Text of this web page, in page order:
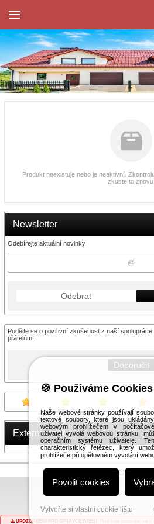
Newsletter
Odebírejte aktuální novinky
Odebrat
Podělte se o pozitivní zkušenost z naší
přátelům:
Doporučit
Externí modul
Produkt neexistuje nebo je neaktivní.
zkuste to znovu.
© 2026 WEXBO |
🍪 Používáme Cookies
Naše webové stránky používají
textové soubory, které jsou
webovým prohlížečem v
uživatel vyvolá webovou stránku,
operačním systému uživatele.
charakteristický řetězec, který
prohlížeče při opětovném vyvolání
Povolit cookies
Vytvořte si vlastní cookie lištu
⚠️ UPOZORNĚNÍ PRO SPRÁVCE WEBU: Používáte zastaralou verzi